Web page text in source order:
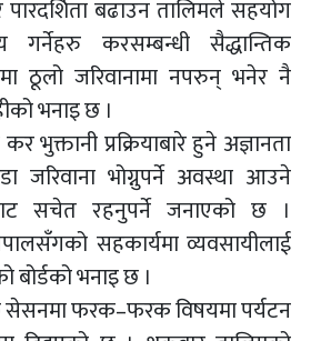
बढाउन तालिमले सहयोग
गर्नेहरु करसम्बन्धी सैद्धान्तिक
ठूलो जरिवानामा नपरुन् भनेर नै
भनाइ छ ।
भुक्तानी प्रक्रियाबारे हुने अज्ञानता
जरिवाना भोग्नुपर्ने अवस्था आउने
सचेत रहनुपर्ने जनाएको छ ।
सहकार्यमा व्यवसायीलाई
बोर्डको भनाइ छ ।
फरक–फरक विषयमा पर्यटन